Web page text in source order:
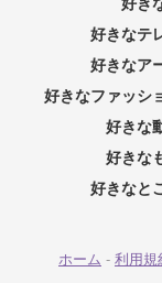
好き
好きなテ
好きなア
好きなファッシ
好きな
好きな
好きなと
ホーム - 利用規